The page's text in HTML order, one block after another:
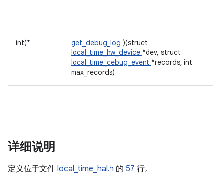
int(* get_debug_log )(struct
local_time_hw_device *dev, struct
local_time_debug_event *records, int
max_records)
详细说明
定义位于文件 local_time_hal.h 的 57 行。